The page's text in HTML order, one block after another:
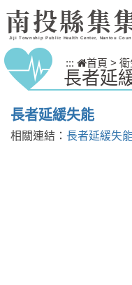
跳到主要內容區塊
南投縣集
Jiji Township Public Health Center, Nantou
::: 首頁 > 衛
長者延
長者延緩失能
相關連結： 長者延緩失能